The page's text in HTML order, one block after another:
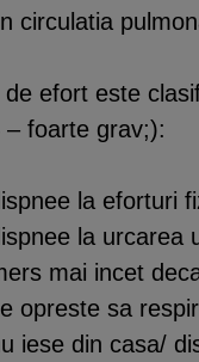
circulatia
de efort este
– foarte grav;):
la eforturi
la urcarea
mai incet
opreste sa
iese din casa/